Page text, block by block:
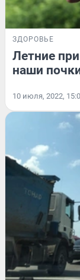
ЗДОРОВЬЕ
Летние
наши
10 июля, 2022,